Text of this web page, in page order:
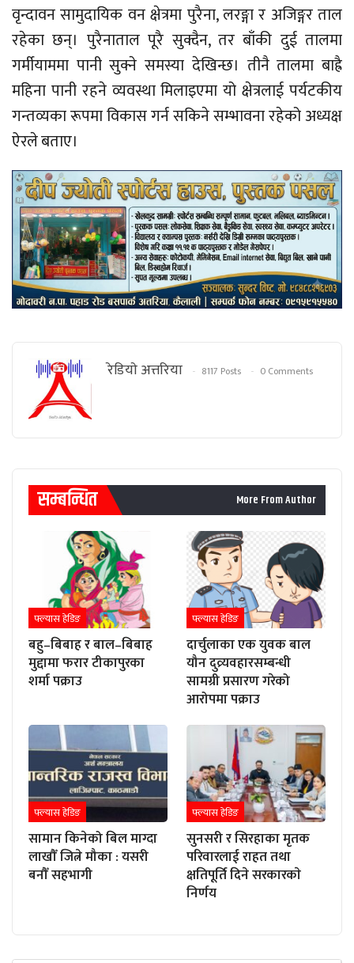
वृन्दावन सामुदायिक वन क्षेत्रमा पुरैना, लरङ्गा र अजिङ्गर ताल
रहेका छन्। पुरैनाताल पूरै सुक्दैन, तर बाँकी दुई तालमा
गर्मीयाममा पानी सुक्ने समस्या देखिन्छ। तीनै तालमा बाह्रै
महिना पानी रहने व्यवस्था मिलाइएमा यो क्षेत्रलाई पर्यटकीय
गन्तव्यका रूपमा विकास गर्न सकिने सम्भावना रहेको अध्यक्ष
ऐरले बताए।
रेडियाे अत्तरिया 8117 Posts 0 Comments
सम्बन्धित More From Author
फ्ल्यास हेडिङ
बहु–बिबाह र बाल–बिबाह
मुद्दामा फरार टीकापुरका
शर्मा पक्राउ
फ्ल्यास हेडिङ
दार्चुलाका एक युवक बाल
यौन दुव्र्यवहारसम्बन्धी
सामग्री प्रसारण गरेको
आरोपमा पक्राउ
फ्ल्यास हेडिङ
सामान किनेको बिल माग्दा
लाखौँ जित्ने मौका : यसरी
बनौँ सहभागी
फ्ल्यास हेडिङ
सुनसरी र सिरहाका मृतक
परिवारलाई राहत तथा
क्षतिपूर्ति दिने सरकारकाे
निर्णय